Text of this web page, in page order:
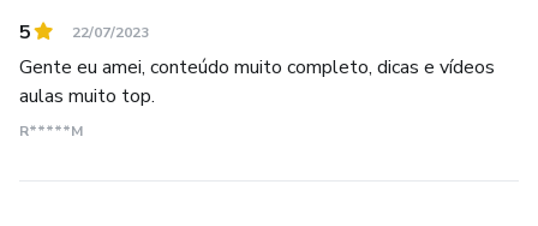
5 22/07/2023
Gente eu amei, conteúdo muito completo, dicas e vídeos
aulas muito top.
R*****M